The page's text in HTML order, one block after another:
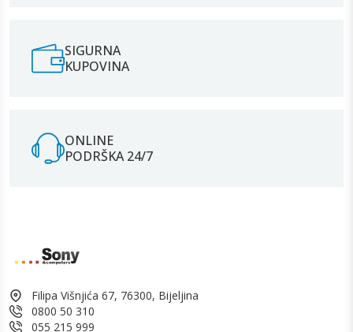
SIGURNA
KUPOVINA
ONLINE
PODRŠKA 24/7
Filipa Višnjića 67, 76300, Bijeljina
0800 50 310
055 215 999